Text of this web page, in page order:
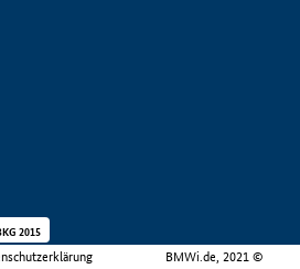
BMWi.de, 2021 ©
2015